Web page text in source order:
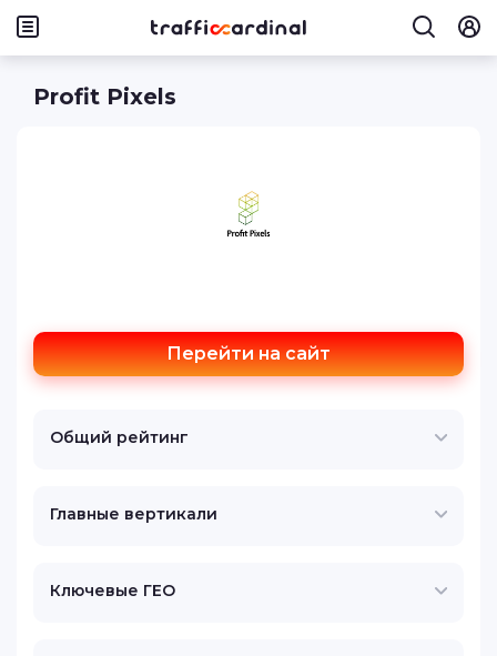
Profit Pixels
Перейти на сайт
Общий рейтинг
Главные вертикали
Ключевые ГЕО